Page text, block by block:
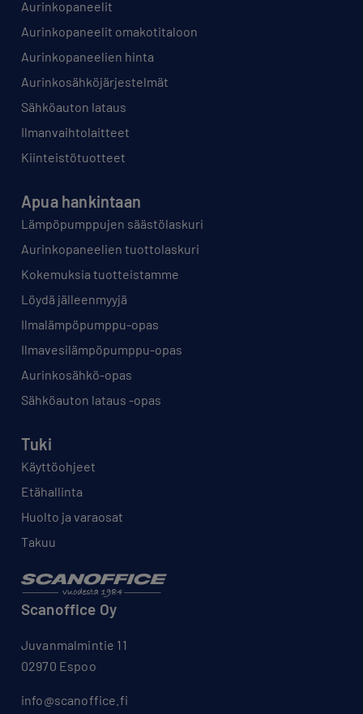
Aurinkopaneelit
Aurinkopaneelit omakotitaloon
Aurinkopaneelien hinta
Aurinkosähköjärjestelmät
Sähköauton lataus
Ilmanvaihtolaitteet
Kiinteistötuotteet
Apua hankintaan
Lämpöpumppujen säästölaskuri
Aurinkopaneelien tuottolaskuri
Kokemuksia tuotteistamme
Löydä jälleenmyyjä
Ilmalämpöpumppu-opas
Ilmavesilämpöpumppu-opas
Aurinkosähkö-opas
Sähköauton lataus -opas
Tuki
Käyttöohjeet
Etähallinta
Huolto ja varaosat
Takuu
Scanoffice Oy
Juvanmalmintie 11
02970 Espoo
info@scanoffice.fi